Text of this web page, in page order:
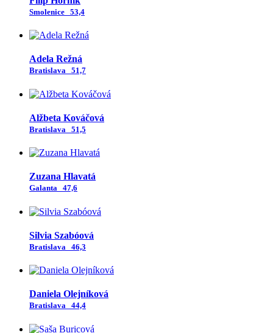
Smolenice 53,4
Adela Režná
Bratislava 51,7
Alžbeta Kováčová
Bratislava 51,5
Zuzana Hlavatá
Galanta 47,6
Silvia Szabóová
Bratislava 46,3
Daniela Olejníková
Bratislava 44,4